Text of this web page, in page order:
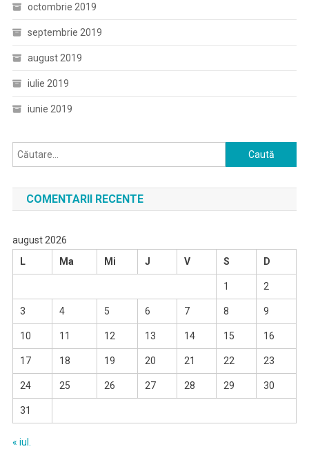
octombrie 2019
septembrie 2019
august 2019
iulie 2019
iunie 2019
Caută
după:
COMENTARII RECENTE
august 2026
L
Ma Mi J V S D
1 2
3 4 5 6 7 8 9
10 11 12 13 14 15 16
17 18 19 20 21 22 23
24 25 26 27 28 29 30
31
« iul.